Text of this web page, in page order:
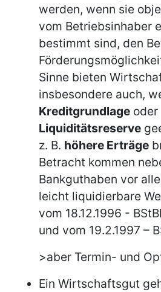
werden, wenn sie
vom Betriebsinhaber
bestimmt sind, den
Sinne bieten
insbesondere auch,
Kreditgrundlage oder
Liquiditätsreserve
z. B. höhere Erträge
Betracht kommen
Bankguthaben vor
leicht liquidierbare
vom 18.12.1996 -
und vom 19.2.1997 –
>aber Termin- und
Ein Wirtschaftsgut